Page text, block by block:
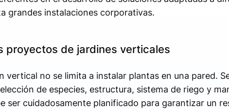
grandes instalaciones corporativas.
proyectos de jardines verticales
vertical no se limita a instalar plantas en una pared.
de especies, estructura, sistema de riego y
ser cuidadosamente planificado para garantizar un